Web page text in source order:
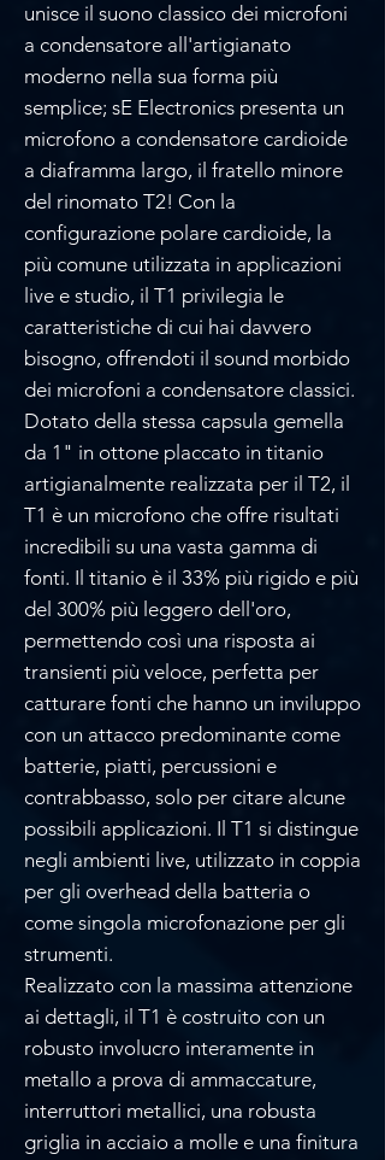
unisce il suono classico dei microfoni
a condensatore all'artigianato
moderno nella sua forma più
semplice; sE Electronics presenta un
microfono a condensatore cardioide
a diaframma largo, il fratello minore
del rinomato T2! Con la
configurazione polare cardioide, la
più comune utilizzata in applicazioni
live e studio, il T1 privilegia le
caratteristiche di cui hai davvero
bisogno, offrendoti il sound morbido
dei microfoni a condensatore classici.
Dotato della stessa capsula gemella
da 1" in ottone placcato in titanio
artigianalmente realizzata per il T2, il
T1 è un microfono che offre risultati
incredibili su una vasta gamma di
fonti. Il titanio è il 33% più rigido e più
del 300% più leggero dell'oro,
permettendo così una risposta ai
transienti più veloce, perfetta per
catturare fonti che hanno un inviluppo
con un attacco predominante come
batterie, piatti, percussioni e
contrabbasso, solo per citare alcune
possibili applicazioni. Il T1 si distingue
negli ambienti live, utilizzato in coppia
per gli overhead della batteria o
come singola microfonazione per gli
strumenti.
Realizzato con la massima attenzione
ai dettagli, il T1 è costruito con un
robusto involucro interamente in
metallo a prova di ammaccature,
interruttori metallici, una robusta
griglia in acciaio a molle e una finitura